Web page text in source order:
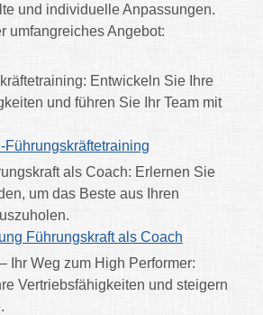
und individuelle Anpassungen.
umfangreiches Angebot:
Entwickeln Sie Ihre
und führen Sie Ihr Team mit
Führungskräftetraining
als Coach: Erlernen Sie
um das Beste aus Ihren
Führungskraft als Coach
Ihr Weg zum High Performer:
Vertriebsfähigkeiten und steigern